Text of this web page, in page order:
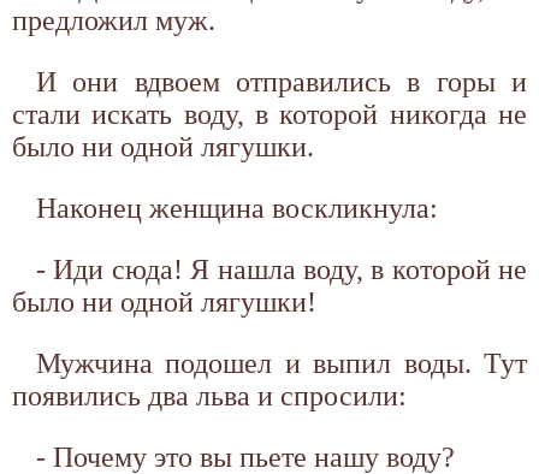
предложил муж.
И они вдвоем отправились в горы и
стали искать воду, в которой никогда не
было ни одной лягушки.
Наконец женщина воскликнула:
- Иди сюда! Я нашла воду, в которой не
было ни одной лягушки!
Мужчина подошел и выпил воды. Тут
появились два льва и спросили:
- Почему это вы пьете нашу воду?